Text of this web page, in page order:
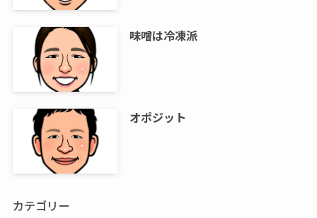
味噌は冷凍派
オポジット
カテゴリー